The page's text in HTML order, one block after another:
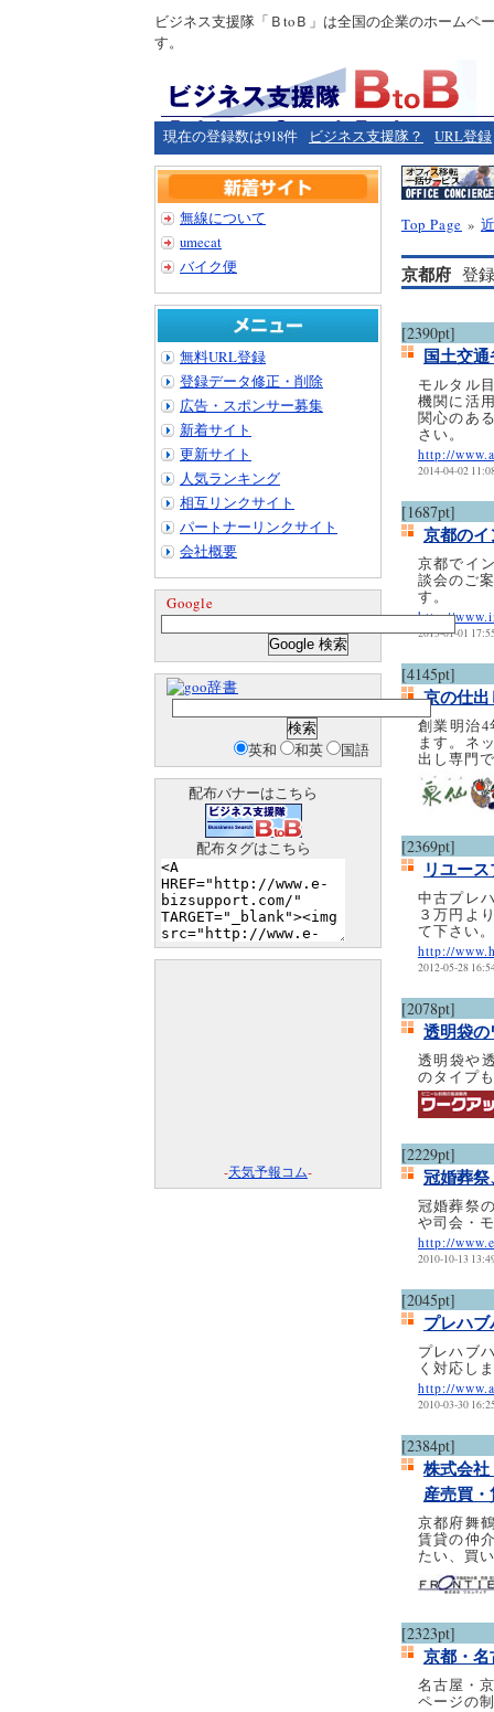
ビジネス支援隊「ＢtoＢ」は全国の企業のホームペ
す。
現在の登録数は918件 ビジネス支援隊？ URL登録
Top Page »
京都府 登
[2390pt]
国土交
モルタル
機関に活
関心のあ
さい。
http://
2014-04-02
[1687pt]
京都の
京都でイ
談会のご
す。
http://
2013-01-01
[4145pt]
京の仕
創業明治
ます。ネ
出し専門
[2369pt]
リユー
中古プレ
３万円よ
て下さい。
http://
2012-05-28
[2078pt]
透明袋
透明袋や
のタイプ
[2229pt]
冠婚葬
冠婚葬祭
や司会・
http://
2010-10-13
[2045pt]
プレハ
プレハブ
く対応し
http://
2010-03-30
[2384pt]
株式会
産売買
京都府舞
賃貸の仲
たい、買
[2323pt]
京都・
名古屋・
ページの
無線について
umecat
バイク便
無料URL登録
登録データ修正・削除
広告・スポンサー募集
新着サイト
更新サイト
人気ランキング
相互リンクサイト
パートナーリンクサイト
会社概要
Google
辞書
英和 和英 国語
配布バナーはこちら
配布タグはこちら
-天気予報コム-